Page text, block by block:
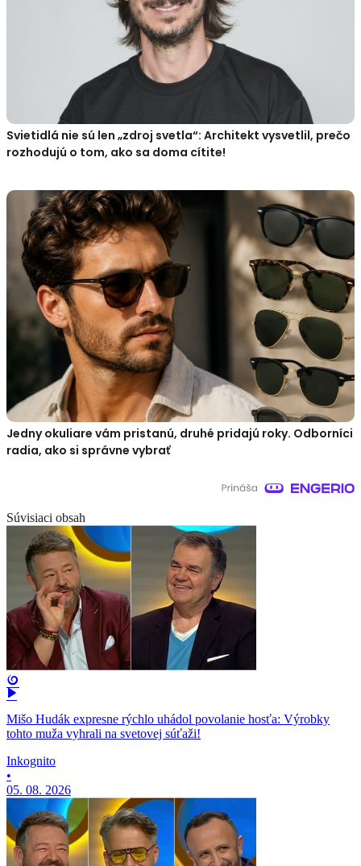
Svietidlá nie sú len „zdroj svetla“: Architekt vysvetlil, prečo
rozhodujú o tom, ako sa doma cítite!
Jedny okuliare vám pristanú, druhé pridajú roky. Odborníci
radia, ako si správne vybrať
Súvisiaci obsah
Mišo Hudák expresne rýchlo uhádol povolanie hosťa: Výrobky
tohto muža vyhrali na svetovej súťaži!
Inkognito
•
05. 08. 2026